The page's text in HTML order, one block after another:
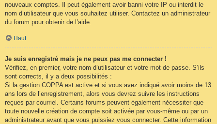
nouveaux comptes. Il peut également avoir banni votre IP ou interdit le
nom d’utilisateur que vous souhaitez utiliser. Contactez un administrateur
du forum pour obtenir de l’aide.
Haut
Je suis enregistré mais je ne peux pas me connecter !
Vérifiez, en premier, votre nom d’utilisateur et votre mot de passe. S’ils
sont corrects, il y a deux possibilités :
Si la gestion COPPA est active et si vous avez indiqué avoir moins de 13
ans lors de l’enregistrement, alors vous devrez suivre les instructions
reçues par courriel. Certains forums peuvent également nécessiter que
toute nouvelle création de compte soit activée par vous-même ou par un
administrateur avant que vous puissiez vous connecter. Cette information